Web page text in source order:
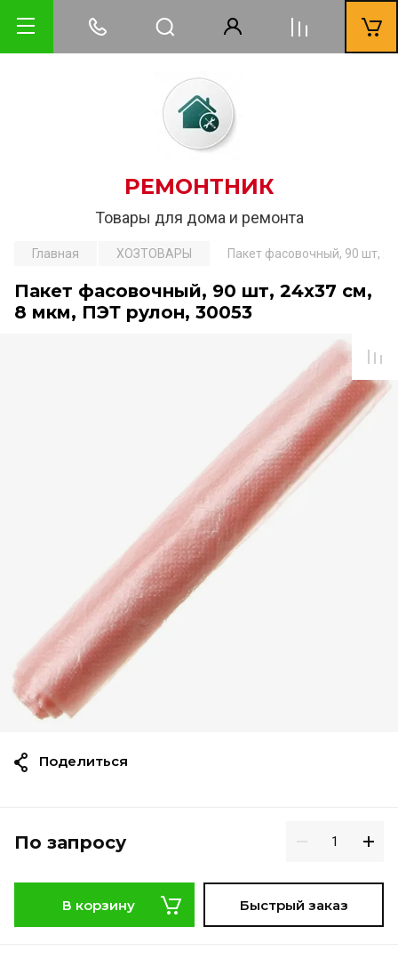
РЕМОНТНИК
Товары для дома и ремонта
Главная ХОЗТОВАРЫ Пакет фасовочный, 90 шт,
Пакет фасовочный, 90 шт, 24х37 см,
8 мкм, ПЭТ рулон, 30053
По запросу
В корзину Быстрый заказ
Поделиться